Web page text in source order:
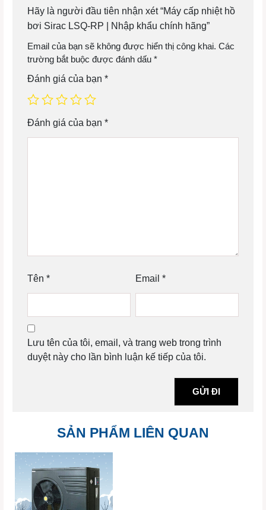
Hãy là người đầu tiên nhận xét “Máy cấp nhiệt hồ
bơi Sirac LSQ-RP | Nhập khẩu chính hãng”
Email của bạn sẽ không được hiển thị công khai. Các
trường bắt buộc được đánh dấu *
Đánh giá của bạn *
Đánh giá của bạn *
Tên * Email *
Lưu tên của tôi, email, và trang web trong trình
duyệt này cho lần bình luận kế tiếp của tôi.
SẢN PHẨM LIÊN QUAN